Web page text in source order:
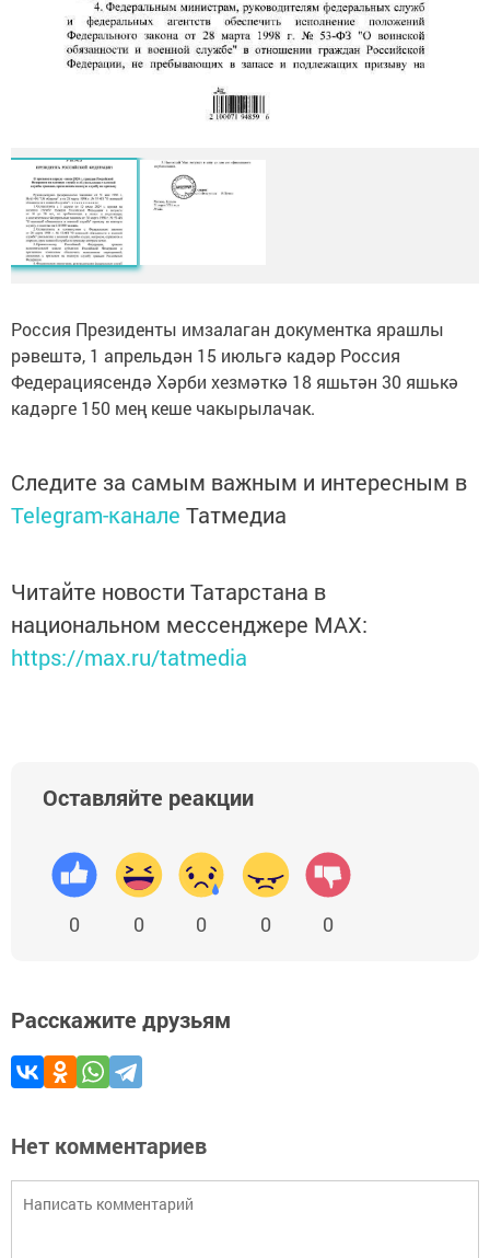
Россия Президенты имзалаган документка ярашлы
рәвештә, 1 апрельдән 15 июльгә кадәр Россия
Федерациясендә Хәрби хезмәткә 18 яшьтән 30 яшькә
кадәрге 150 мең кеше чакырылачак.
Следите за самым важным и интересным в
Telegram-канале Татмедиа
Читайте новости Татарстана в
национальном мессенджере MАХ:
https://max.ru/tatmedia
Оставляйте реакции
0 0 0 0 0
Расскажите друзьям
Нет комментариев